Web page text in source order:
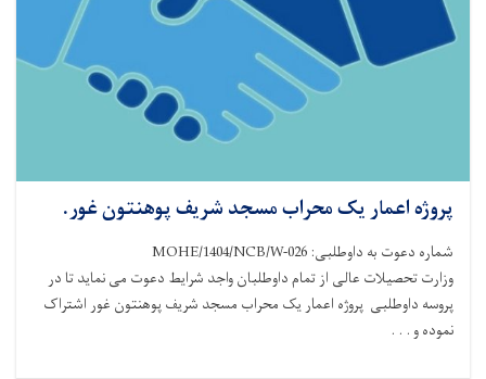
پروژه اعمار یک محراب مسجد شریف پوهنتون غور.
شماره دعوت به داوطلبی: MOHE/1404/NCB/W-026
وزارت تحصیلات عالی از تمام داوطلبان واجد شرایط دعوت می نماید تا در
پروسه داوطلبی پروژه اعمار یک محراب مسجد شریف پوهنتون غور اشتراک
نموده و . . .